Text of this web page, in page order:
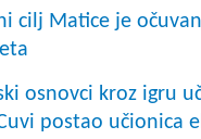
cilj Matice je
osnovci kroz igru
postao učionica